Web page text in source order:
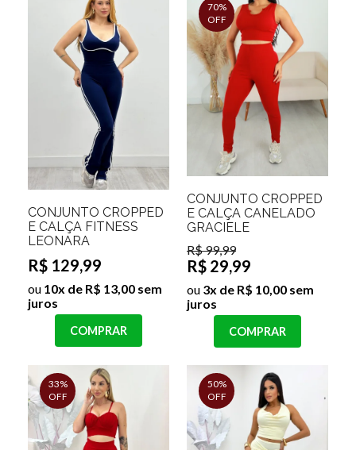
CONJUNTO CROPPED
E CALÇA FITNESS
LEONARA
R$ 129,99
ou 10x de R$ 13,00 sem
juros
COMPRAR
70%
OFF
CONJUNTO CROPPED
E CALÇA CANELADO
GRACIELE
R$ 99,99
R$ 29,99
ou 3x de R$ 10,00 sem
juros
COMPRAR
33%
OFF
50%
OFF